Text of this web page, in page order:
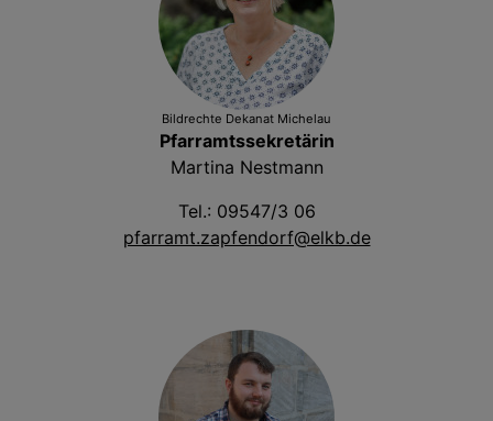
Bildrechte Dekanat Michelau
Pfarramtssekretärin
Martina Nestmann
Tel.: 09547/3 06
pfarramt.zapfendorf@elkb.de